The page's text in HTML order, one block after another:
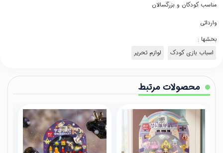
مناسب کودکان و بزرگسالان
وارداتی
بخشها :
اسباب بازی کودک
لوازم تحریر
محصولات مرتبط